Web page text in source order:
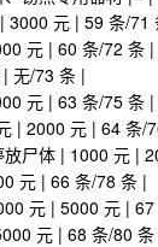
3000 元 | 59 条/71
元 | 60 条/72 条 |
无/73 条 |
元 | 63 条/75 条 |
| 2000 元 | 64 条/
尸体 | 1000 元 |
元 | 66 条/78 条 |
元 | 5000 元 |
元 | 68 条/80 条